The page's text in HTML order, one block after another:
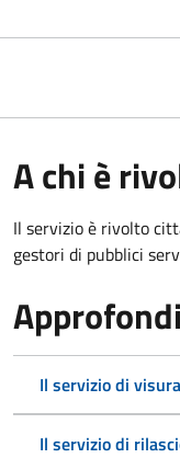
A chi è
Il servizio è rivolto
gestori di pubblici
Il servizio di
Il servizio di